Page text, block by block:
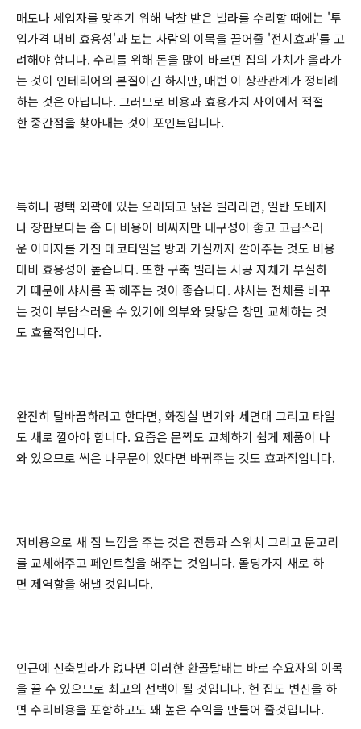
매도나 세입자를 맞추기 위해 낙찰 받은 빌라를 수리할 때에는 '투
입가격 대비 효용성'과 보는 사람의 이목을 끌어줄 '전시효과'를 고
려해야 합니다. 수리를 위해 돈을 많이 바르면 집의 가치가 올라가
는 것이 인테리어의 본질이긴 하지만, 매번 이 상관관계가 정비례
하는 것은 아닙니다. 그러므로 비용과 효용가치 사이에서 적절
한 중간점을 찾아내는 것이 포인트입니다.
특히나 평택 외곽에 있는 오래되고 낡은 빌라라면, 일반 도배지
나 장판보다는 좀 더 비용이 비싸지만 내구성이 좋고 고급스러
운 이미지를 가진 데코타일을 방과 거실까지 깔아주는 것도 비용
대비 효용성이 높습니다. 또한 구축 빌라는 시공 자체가 부실하
기 때문에 샤시를 꼭 해주는 것이 좋습니다. 샤시는 전체를 바꾸
는 것이 부담스러울 수 있기에 외부와 맞닿은 창만 교체하는 것
도 효율적입니다.
완전히 탈바꿈하려고 한다면, 화장실 변기와 세면대 그리고 타일
도 새로 깔아야 합니다. 요즘은 문짝도 교체하기 쉽게 제품이 나
와 있으므로 썩은 나무문이 있다면 바꿔주는 것도 효과적입니다.
저비용으로 새 집 느낌을 주는 것은 전등과 스위치 그리고 문고리
를 교체해주고 페인트칠을 해주는 것입니다. 몰딩가지 새로 하
면 제역할을 해낼 것입니다.
인근에 신축빌라가 없다면 이러한 환골탈태는 바로 수요자의 이목
을 끌 수 있으므로 최고의 선택이 될 것입니다. 헌 집도 변신을 하
면 수리비용을 포함하고도 꽤 높은 수익을 만들어 줄것입니다.